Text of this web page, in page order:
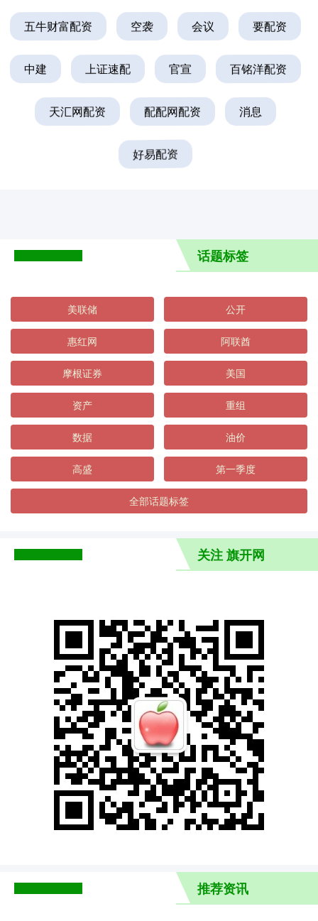
五牛财富配资 空袭 会议 要配资
中建 上证速配 官宣 百铭洋配资
天汇网配资 配配网配资 消息
好易配资
话题标签
美联储 公开
惠红网 阿联酋
摩根证券 美国
资产 重组
数据 油价
高盛 第一季度
全部话题标签
关注 旗开网
推荐资讯